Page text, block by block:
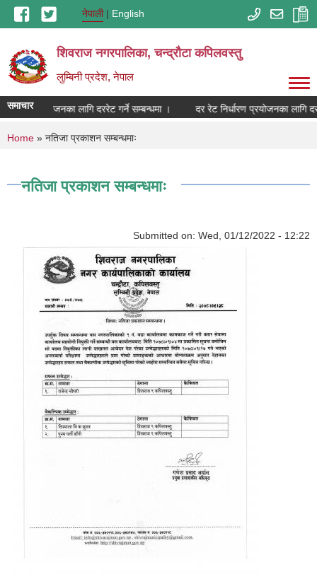
Skip to main contentनेपाली English
शिवराज नगरपालिका, चन्द्राैटा कपिलवस्तु
लुम्बिनी प्रदेश, नेपाल
समाचारप्रयोजनका लागि दररेट गर्ने सम्बन्धमा । दर रेट निर्धारण प्रयोजनका लागि
You are here
Home » नतिजा प्रकाशन सम्बन्धमाः
नतिजा प्रकाशन सम्बन्धमाः
Submitted on: Wed, 01/12/2022 - 12:22